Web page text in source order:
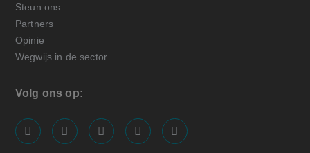
Steun ons
Partners
Opinie
Wegwijs in de sector
Volg ons op:
screenreader.visit us on our facebook page: https://
screenreader.visit us on our linkedin page:
screenreader.visit us on our
screenreader.visit us on our x
screenreader.visit us on